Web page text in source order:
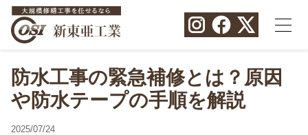
防水工事の緊急補修とは？原因
や防水テープの手順を解説
2025/07/24